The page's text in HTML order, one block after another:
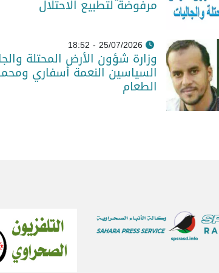
مرفوضة لتطبيع الاحتلال
25/07/2026 - 18:52
وزارة شؤون الأرض المحتلة
السياسين النعمة أسفاري
الطعام